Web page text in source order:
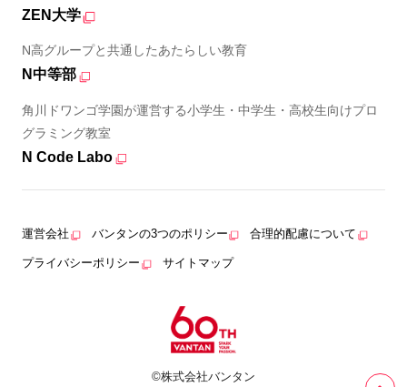
ZEN大学
N高グループと共通したあたらしい教育
N中等部
角川ドワンゴ学園が運営する小学生・中学生・高校生向けプロ
グラミング教室
N Code Labo
運営会社 バンタンの3つのポリシー 合理的配慮について
プライバシーポリシー サイトマップ
©株式会社バンタン